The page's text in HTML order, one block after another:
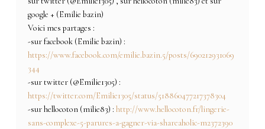
google + (Emilie bazin)
Voici mes partages :
-sur facebook (Emilie bazin) :
https://www.facebook.com/emilie.bazin.5/posts/690212931069
344
-sur twitter (@Emilie1305) :
https://twitter.com/Emilie1305/status/518860477217378304
-sur hellocoton (milie83) :http://www.hellocoton.fr/lingerie-
sans-complexe-5-parures-a-gagner-via-shareaholic-m2372390